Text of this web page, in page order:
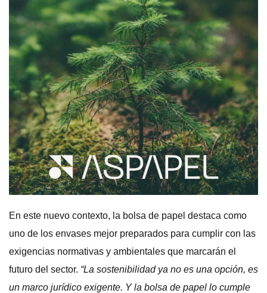
En este nuevo contexto, la bolsa de papel destaca como
uno de los envases mejor preparados para cumplir con las
exigencias normativas y ambientales que marcarán el
futuro del sector. “La sostenibilidad ya no es una opción, es
un marco jurídico exigente. Y la bolsa de papel lo cumple